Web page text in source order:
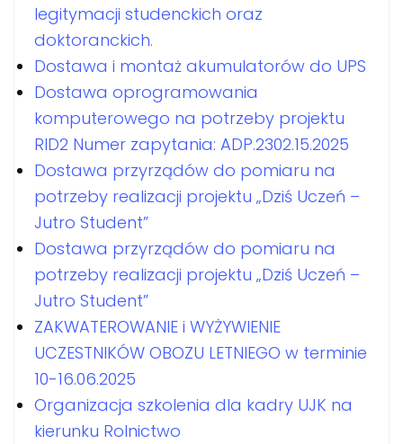
legitymacji studenckich oraz
doktoranckich.
Dostawa i montaż akumulatorów do UPS
Dostawa oprogramowania
komputerowego na potrzeby projektu
RID2 Numer zapytania: ADP.2302.15.2025
Dostawa przyrządów do pomiaru na
potrzeby realizacji projektu „Dziś Uczeń –
Jutro Student”
Dostawa przyrządów do pomiaru na
potrzeby realizacji projektu „Dziś Uczeń –
Jutro Student”
ZAKWATEROWANIE i WYŻYWIENIE
UCZESTNIKÓW OBOZU LETNIEGO w terminie
10-16.06.2025
Organizacja szkolenia dla kadry UJK na
kierunku Rolnictwo